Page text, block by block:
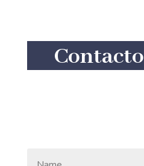
Contacto